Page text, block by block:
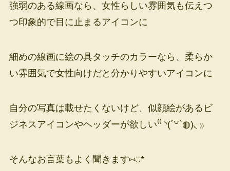
強弱のある線画なら、女性らしい雰囲気も伝えつ
つ印象的で目に止まるアイコンに
細めの線画に絵の具タッチのカラーなら、柔らか
い雰囲気で女性向けだと分かりやすいアイコンに
自分の写真は載せたくないけど、似顔絵があるビ
ジネスアイコンやヘッダーが欲しい⁽⁽ ◝(´꒵`◍)◟ ₎₎
そんなお言葉もよく聞きます⑅◡̈*